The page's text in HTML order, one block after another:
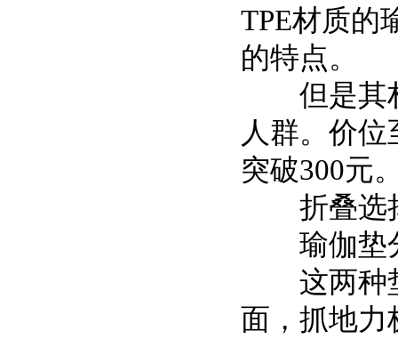
TPE材质的
的特点。
但是其材
人群。价
突破300元
折叠选
瑜伽垫分
这两种垫
面，抓地力